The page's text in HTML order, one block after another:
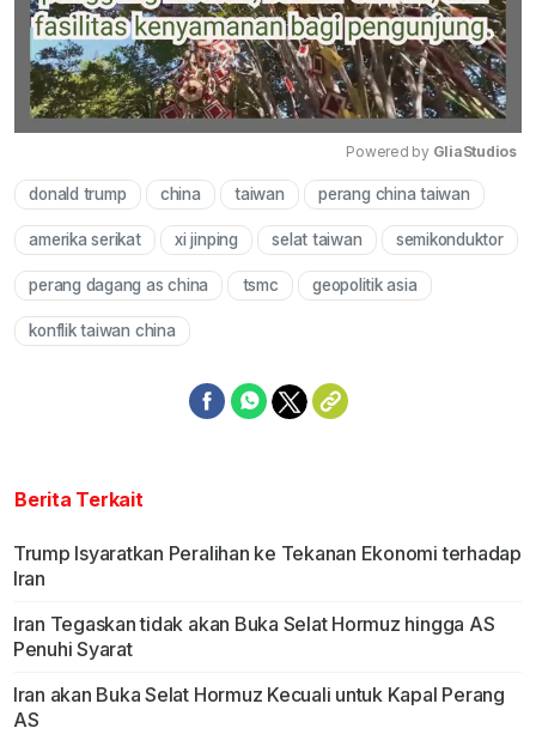
Mute
Powered by GliaStudios
donald trump china taiwan perang china taiwan
amerika serikat xi jinping selat taiwan semikonduktor
perang dagang as china tsmc geopolitik asia
konflik taiwan china
Berita Terkait
Trump Isyaratkan Peralihan ke Tekanan Ekonomi terhadap
Iran
Iran Tegaskan tidak akan Buka Selat Hormuz hingga AS
Penuhi Syarat
Iran akan Buka Selat Hormuz Kecuali untuk Kapal Perang
AS